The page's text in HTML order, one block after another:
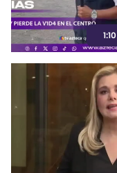
1:10